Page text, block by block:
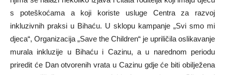
s poteškoćama a koji koriste usluge Centra za razvoj
inkluzivnih praksi u Bihaću. U sklopu kampanje „Svi smo mi
djeca“, Organizacija „Save the Children“ je upriličila oslikavanje
murala inkluzije u Bihaću i Cazinu, a u narednom periodu
priredit će Dan otvorenih vrata u Cazinu gdje će biti obilježena